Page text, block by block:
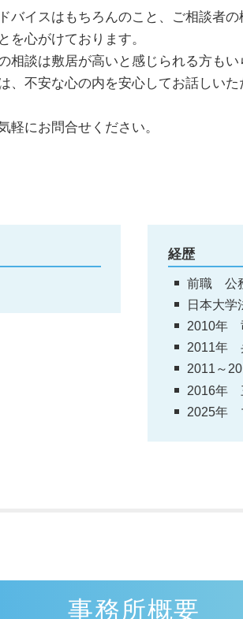
交通事故 過失割合9対1
損害賠償の範囲
死亡事故 人生終了
物損事故 慰謝料
バイスはもちろんのこと、ご相談者
を心がけております。
相談は敷居が高いと感じられる方もい
、不安な心の内を安心してお話しい
軽にお問合せください。
経歴
前職 公
日本大学
2010年
2011年
2011～
2016年
2025年
事務所概要